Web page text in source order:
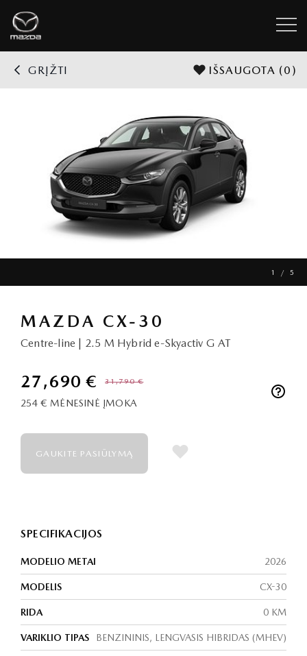
GRĮŽTI IŠSAUGOTA (0)
MAZDA CX-30
Centre-line | 2.5 M Hybrid e-Skyactiv G AT
27,690 € 31,790 €
254 €MĖNESINĖ ĮMOKA
GAUKITE PASIŪLYMĄ
1 / 5
SPECIFIKACIJOS
MODELIO METAI 2026
MODELIS CX-30
RIDA 0 KM
VARIKLIO TIPAS BENZININIS, LENGVASIS HIBRIDAS (MHEV)